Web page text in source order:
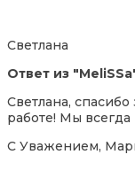
Светлана
Ответ из
Светлана,
работе! Мы
С Уважением,